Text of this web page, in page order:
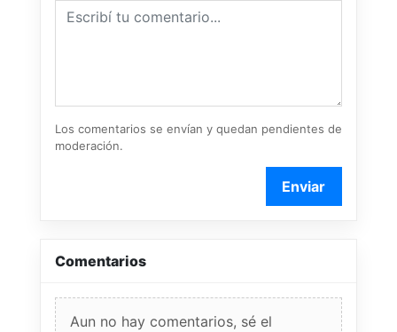
Los comentarios se envían y quedan pendientes de
moderación.
Enviar
Comentarios
Aun no hay comentarios, sé el